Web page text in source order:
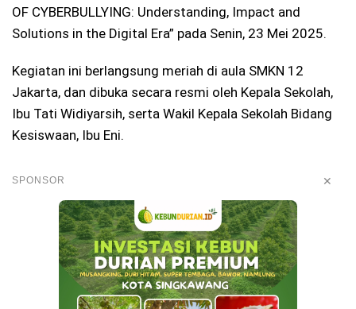
OF CYBERBULLYING: Understanding, Impact and
Solutions in the Digital Era” pada Senin, 23 Mei 2025.
Kegiatan ini berlangsung meriah di aula SMKN 12
Jakarta, dan dibuka secara resmi oleh Kepala Sekolah,
Ibu Tati Widiyarsih, serta Wakil Kepala Sekolah Bidang
Kesiswaan, Ibu Eni.
SPONSOR ✕